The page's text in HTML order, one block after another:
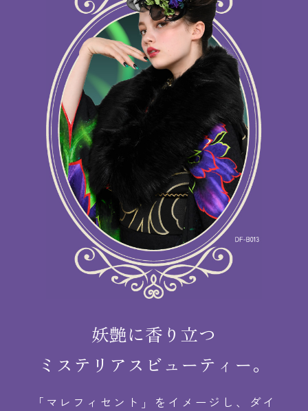
妖艶に香り立つ
ミステリアスビューティー。
「マレフィセント」をイメージし、ダイ